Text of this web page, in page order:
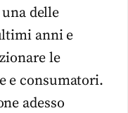
delle
anni e
le
e consumatori.
adesso